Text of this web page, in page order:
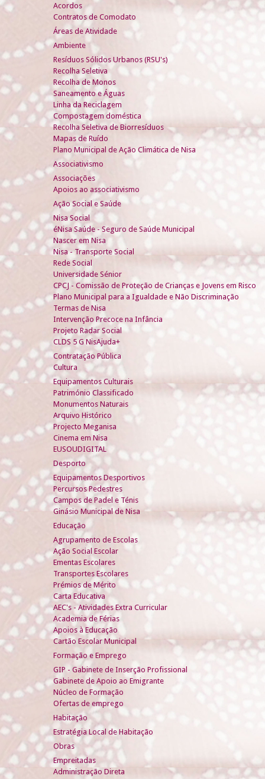
Acordos
Contratos de Comodato
Áreas de Atividade
Ambiente
Resíduos Sólidos Urbanos (RSU's)
Recolha Seletiva
Recolha de Monos
Saneamento e Águas
Linha da Reciclagem
Compostagem doméstica
Recolha Seletiva de Biorresíduos
Mapas de Ruído
Plano Municipal de Ação Climática de Nisa
Associativismo
Associações
Apoios ao associativismo
Ação Social e Saúde
Nisa Social
éNisa Saúde - Seguro de Saúde Municipal
Nascer em Nisa
Nisa - Transporte Social
Rede Social
Universidade Sénior
CPCJ - Comissão de Proteção de Crianças e Jovens em Risco
Plano Municipal para a Igualdade e Não Discriminação
Termas de Nisa
Intervenção Precoce na Infância
Projeto Radar Social
CLDS 5 G NisAjuda+
Contratação Pública
Cultura
Equipamentos Culturais
Património Classificado
Monumentos Naturais
Arquivo Histórico
Projecto Meganisa
Cinema em Nisa
EUSOUDIGITAL
Desporto
Equipamentos Desportivos
Percursos Pedestres
Campos de Padel e Ténis
Ginásio Municipal de Nisa
Educação
Agrupamento de Escolas
Ação Social Escolar
Ementas Escolares
Transportes Escolares
Prémios de Mérito
Carta Educativa
AEC's - Atividades Extra Curricular
Academia de Férias
Apoios à Educação
Cartão Escolar Municipal
Formação e Emprego
GIP - Gabinete de Inserção Profissional
Gabinete de Apoio ao Emigrante
Núcleo de Formação
Ofertas de emprego
Habitação
Estratégia Local de Habitação
Obras
Empreitadas
Administração Direta